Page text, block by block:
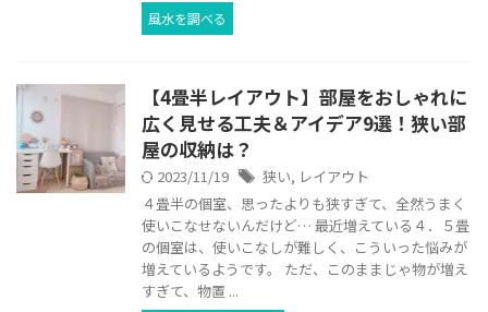
風水を調べる
【4畳半レイアウト】部屋をおしゃれに
広く見せる工夫＆アイデア9選！狭い部
屋の収納は？
2023/11/19 狭い, レイアウト
４畳半の個室、思ったよりも狭すぎて、全然うまく
使いこなせないんだけど… 最近増えている４．５畳
の個室は、使いこなしが難しく、こういった悩みが
増えているようです。 ただ、このままじゃ物が増え
すぎて、物置 ...